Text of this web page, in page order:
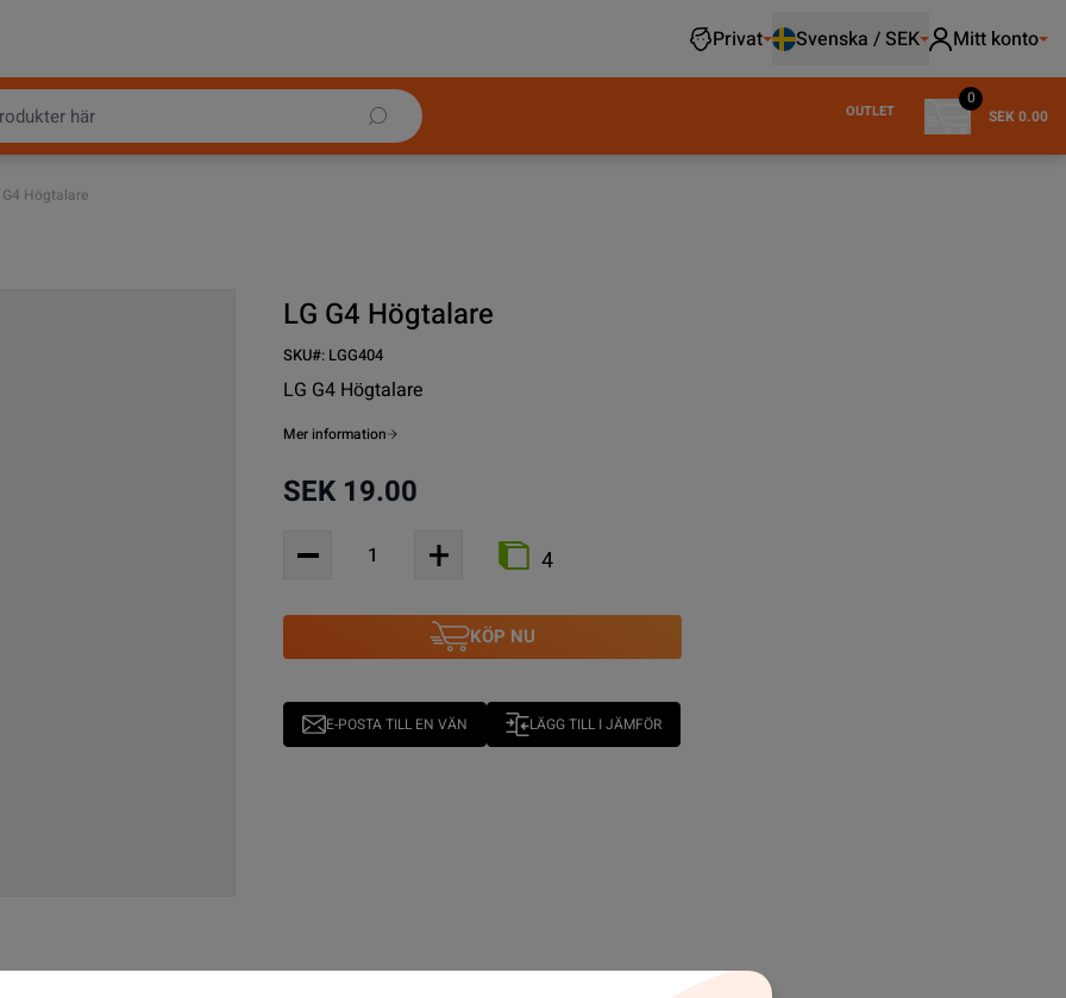
Privat
Svenska / SEK Mitt konto
OUTLET
0
SEK 0.00
G4 Högtalare
LG G4 Högtalare
SKU#: LGG404
LG G4 Högtalare
Mer information
SEK 19.00
4
KÖP NU
E-POSTA TILL EN VÄN LÄGG TILL I JÄMFÖR